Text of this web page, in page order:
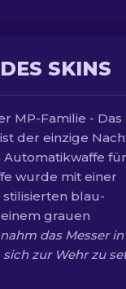
SKINS
MP-Familie - Das
der einzige
Automatikwaffe für
wurde mit einer
blau-
grauen
nahm das Messer
zur Wehr zu